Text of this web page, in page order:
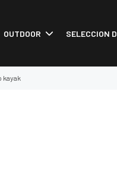
OUTDOOR SELECCION
kayak